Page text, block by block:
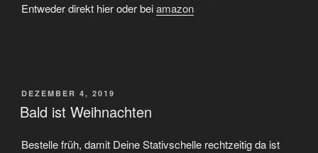
Entweder direkt hier oder beiamazon
VERÖFFENTLICHT
AM
DEZEMBER 4, 2019
Bald ist Weihnachten
Bestelle früh, damit Deine Stativschelle rechtzeitig da ist